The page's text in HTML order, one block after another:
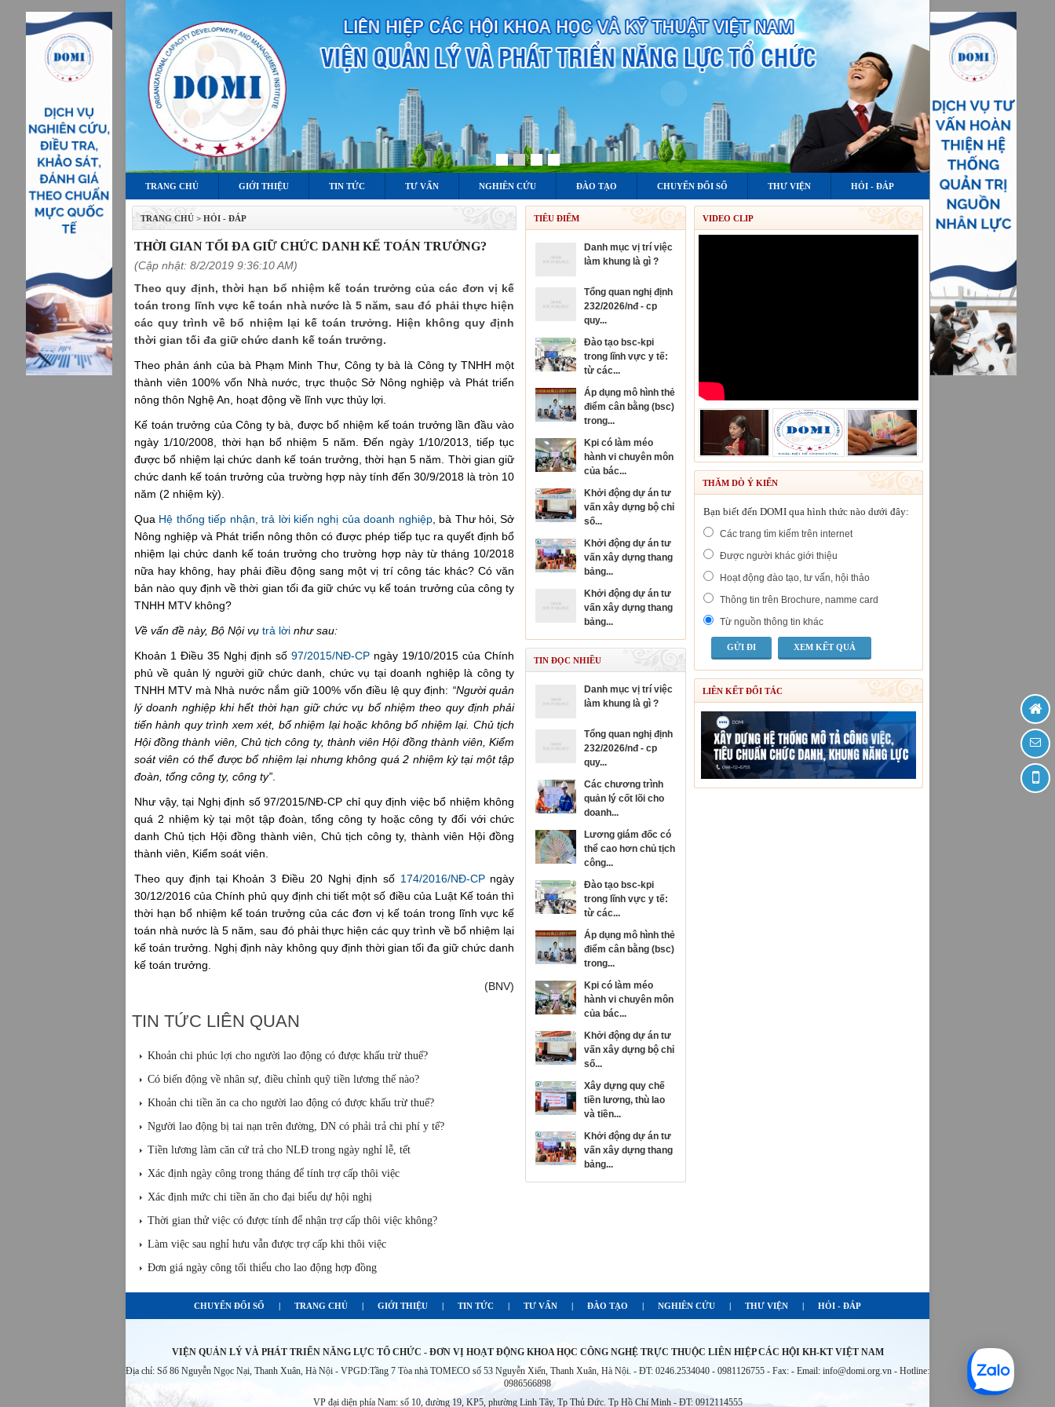
TRANG CHỦ GIỚI THIỆU TIN TỨC TƯ VẤN NGHIÊN CỨU ĐÀO TẠO CHUYỂN ĐỔI SỐ THƯ VIỆN HỎI - ĐÁP
TRANG CHỦ > HỎI - ĐÁP
THỜI GIAN TỐI ĐA GIỮ CHỨC DANH KẾ TOÁN TRƯỞNG?
(Cập nhật: 8/2/2019 9:36:10 AM)
Theo quy định, thời hạn bổ nhiệm kế toán trưởng của các đơn vị kế
toán trong lĩnh vực kế toán nhà nước là 5 năm, sau đó phải thực hiện
các quy trình về bổ nhiệm lại kế toán trưởng. Hiện không quy định
thời gian tối đa giữ chức danh kế toán trưởng.
Theo phản ánh của bà Phạm Minh Thư, Công ty bà là Công ty TNHH một
thành viên 100% vốn Nhà nước, trực thuộc Sở Nông nghiệp và Phát triển
nông thôn Nghệ An, hoạt động về lĩnh vực thủy lợi.
Kế toán trưởng của Công ty bà, được bổ nhiệm kế toán trưởng lần đầu vào
ngày 1/10/2008, thời hạn bổ nhiệm 5 năm. Đến ngày 1/10/2013, tiếp tục
được bổ nhiệm lại chức danh kế toán trưởng, thời hạn 5 năm. Thời gian giữ
chức danh kế toán trưởng của trường hợp này tính đến 30/9/2018 là tròn 10
năm (2 nhiệm kỳ).
Qua Hệ thống tiếp nhận, trả lời kiến nghị của doanh nghiệp, bà Thư hỏi, Sở
Nông nghiệp và Phát triển nông thôn có được phép tiếp tục ra quyết định bổ
nhiệm lại chức danh kế toán trưởng cho trường hợp này từ tháng 10/2018
nữa hay không, hay phải điều động sang một vị trí công tác khác? Có văn
bản nào quy định về thời gian tối đa giữ chức vụ kế toán trưởng của công ty
TNHH MTV không?
Về vấn đề này, Bộ Nội vụ trả lời như sau:
Khoản 1 Điều 35 Nghị định số97/2015/NĐ-CP ngày 19/10/2015 của Chính
phủ về quản lý người giữ chức danh, chức vụ tại doanh nghiệp là công ty
TNHH MTV mà Nhà nước nắm giữ 100% vốn điều lệ quy định: “Người quản
lý doanh nghiệp khi hết thời hạn giữ chức vụ bổ nhiệm theo quy định phải
tiến hành quy trình xem xét, bổ nhiệm lại hoặc không bổ nhiệm lại. Chủ tịch
Hội đồng thành viên, Chủ tịch công ty, thành viên Hội đồng thành viên, Kiểm
soát viên có thể được bổ nhiệm lại nhưng không quá 2 nhiệm kỳ tại một tập
đoàn, tổng công ty, công ty”
Như vậy, tại Nghị định số 97/2015/NĐ-CP chỉ quy định việc bổ nhiệm không
quá 2 nhiệm kỳ tại một tập đoàn, tổng công ty hoặc công ty đối với chức
danh Chủ tịch Hội đồng thành viên, Chủ tịch công ty, thành viên Hội đồng
thành viên, Kiểm soát viên.
Theo quy định tại Khoản 3 Điều 20 Nghị định số 174/2016/NĐ-CPngày
30/12/2016 của Chính phủ quy định chi tiết một số điều của Luật Kế toán thì
thời hạn bổ nhiệm kế toán trưởng của các đơn vị kế toán trong lĩnh vực kế
toán nhà nước là 5 năm, sau đó phải thực hiện các quy trình về bổ nhiệm lại
kế toán trưởng. Nghị định này không quy định thời gian tối đa giữ chức danh
kế toán trưởng.
(BNV)
TIN TỨC LIÊN QUAN
Khoản chi phúc lợi cho người lao động có được khấu trừ thuế?
Có biến động về nhân sự, điều chỉnh quỹ tiền lương thế nào?
Khoản chi tiền ăn ca cho người lao động có được khấu trừ thuế?
Người lao động bị tai nạn trên đường, DN có phải trả chi phí y tế?
Tiền lương làm căn cứ trả cho NLĐ trong ngày nghỉ lễ, tết
Xác định ngày công trong tháng để tính trợ cấp thôi việc
Xác định mức chi tiền ăn cho đại biểu dự hội nghị
Thời gian thử việc có được tính để nhận trợ cấp thôi việc không?
Làm việc sau nghỉ hưu vẫn được trợ cấp khi thôi việc
Đơn giá ngày công tối thiểu cho lao động hợp đồng
TIÊU ĐIỂM
danh mục vị trí việc
làm khung là gì ?
tổng quan nghị định
232/2026/nđ - cp
quy...
đào tạo bsc-kpi
trong lĩnh vực y tế:
từ các...
áp dụng mô hình thẻ
điểm cân bằng (bsc)
trong...
kpi có làm méo
hành vi chuyên môn
của bác...
khởi động dự án tư
vấn xây dựng bộ chỉ
số...
khởi động dự án tư
vấn xây dựng thang
bảng...
khởi động dự án tư
vấn xây dựng thang
bảng...
TIN ĐỌC NHIỀU
danh mục vị trí việc
làm khung là gì ?
tổng quan nghị định
232/2026/nđ - cp
quy...
các chương trình
quản lý cốt lõi cho
doanh...
lương giám đốc có
thể cao hơn chủ tịch
công...
đào tạo bsc-kpi
trong lĩnh vực y tế:
từ các...
áp dụng mô hình thẻ
điểm cân bằng (bsc)
trong...
kpi có làm méo
hành vi chuyên môn
của bác...
khởi động dự án tư
vấn xây dựng bộ chỉ
số...
xây dựng quy chế
tiền lương, thù lao
và tiền...
khởi động dự án tư
vấn xây dựng thang
bảng...
VIDEO CLIP
THĂM DÒ Ý KIẾN
Bạn biết đến DOMI qua hình thức nào dưới đây:
Các trang tìm kiếm trên internet
Được người khác giới thiệu
Hoạt động đào tạo, tư vấn, hội thảo
Thông tin trên Brochure, namme card
Từ nguồn thông tin khác
XEM KẾT QUẢ
LIÊN KẾT ĐỐI TÁC
CHUYỂN ĐỔI SỐ | TRANG CHỦ | GIỚI THIỆU | TIN TỨC | TƯ VẤN | ĐÀO TẠO | NGHIÊN CỨU | THƯ VIỆN | HỎI - ĐÁP
VIỆN QUẢN LÝ VÀ PHÁT TRIỂN NĂNG LỰC TỔ CHỨC - ĐƠN VỊ HOẠT ĐỘNG KHOA HỌC CÔNG NGHỆ TRỰC THUỘC LIÊN HIỆP CÁC HỘI KH-KT VIỆT NAM
Địa chỉ: Số 86 Nguyễn Ngọc Nại, Thanh Xuân, Hà Nội - VPGD:Tầng 7 Tòa nhà TOMECO số 53 Nguyễn Xiển, Thanh Xuân, Hà Nội. - ĐT: 0246.2534040 - 0981126755 - Fax: - Email: info@domi.org.vn - Hotline:
0986566898
VP đại diện phía Nam: số 10, đường 19, KP5, phường Linh Tây, Tp Thủ Đức. Tp Hồ Chí Minh - ĐT: 0912114555